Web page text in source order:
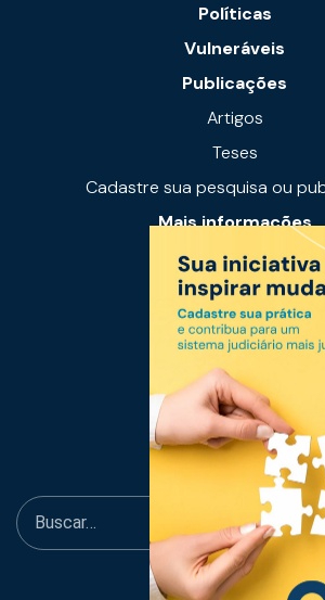
Políticas
Vulneráveis
Publicações
Artigos
Teses
Cadastre sua pesquisa ou
Mais informações
Notícias
Links úteis
Fale conosco